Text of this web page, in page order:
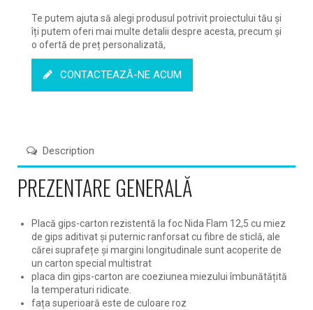
Te putem ajuta să alegi produsul potrivit proiectului tău și
îți putem oferi mai multe detalii despre acesta, precum și
o ofertă de preț personalizată,
CONTACTEAZĂ-NE ACUM
Description
PREZENTARE GENERALĂ
Placă gips-carton rezistentă la foc Nida Flam 12,5 cu miez
de gips aditivat și puternic ranforsat cu fibre de sticlă, ale
cărei suprafețe și margini longitudinale sunt acoperite de
un carton special multistrat
placa din gips-carton are coeziunea miezului îmbunătățită
la temperaturi ridicate.
fața superioară este de culoare roz